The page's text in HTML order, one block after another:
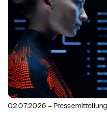
02.07.2026 – Pressemitteilung